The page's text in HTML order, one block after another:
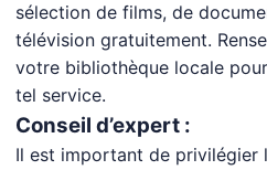
sélection de films, de
télévision gratuitement.
votre bibliothèque locale
tel service.
Conseil d’expert :
Il est important de privilégier